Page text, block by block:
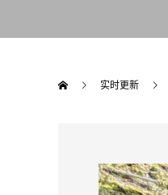
实时更新